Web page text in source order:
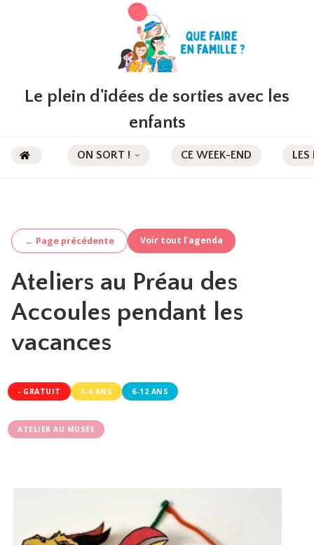
Le plein d'idées de sorties avec les
enfants
ON SORT ! CE WEEK-END LES
← Page précédente Voir tout l’agenda
Ateliers au Préau des
Accoules pendant les
vacances
- GRATUIT 3-6 ANS 6-12 ANS
ATELIER AU MUSÉE